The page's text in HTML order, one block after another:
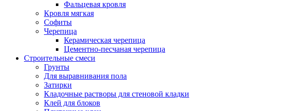
Фальцевая кровля
Кровля мягкая
Софиты
Черепица
Керамическая черепица
Цементно-песчаная черепица
Строительные смеси
Грунты
Для выравнивания пола
Затирки
Кладочные растворы для стеновой кладки
Клей для блоков